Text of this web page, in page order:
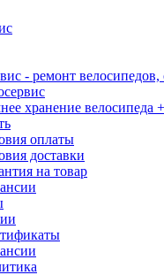
- ремонт велосипедов,
хранение велосипеда
оплаты
доставки
на товар